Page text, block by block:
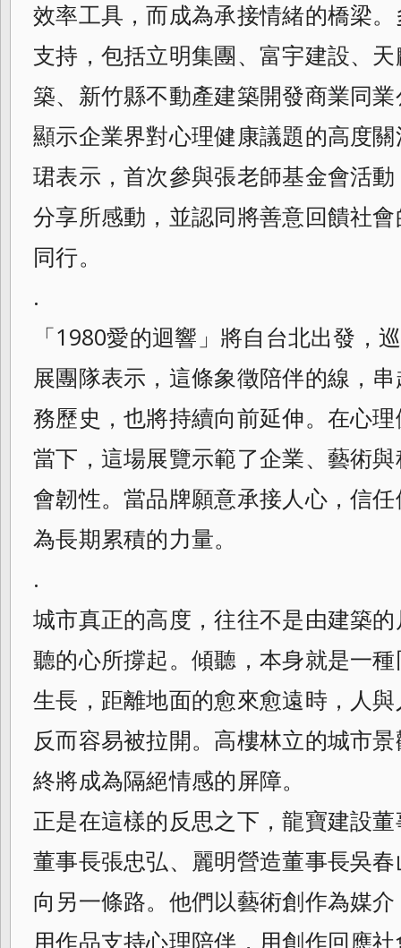
效率工具，而成為承接情緒的橋梁
支持，包括立明集團、富宇建設、
築、新竹縣不動產建築開發商業同
顯示企業界對心理健康議題的高度
珺表示，首次參與張老師基金會活
分享所感動，並認同將善意回饋社
同行。
.
「1980愛的迴響」將自台北出發，
展團隊表示，這條象徵陪伴的線，
務歷史，也將持續向前延伸。在心
當下，這場展覽示範了企業、藝術
會韌性。當品牌願意承接人心，信
為長期累積的力量。
.
城市真正的高度，往往不是由建築
聽的心所撐起。傾聽，本身就是一
生長，距離地面的愈來愈遠時，人
反而容易被拉開。高樓林立的城市
終將成為隔絕情感的屏障。
正是在這樣的反思之下，龍寶建設
董事長張忠弘、麗明營造董事長吳
向另一條路。他們以藝術創作為媒
用作品支持心理陪伴，用創作回應